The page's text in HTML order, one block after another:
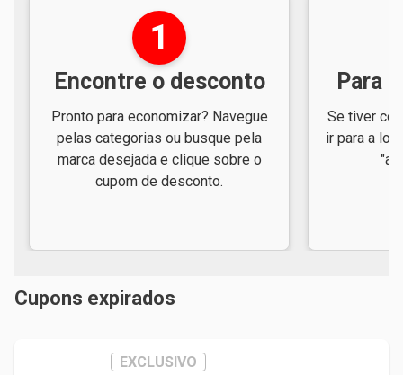
1
Encontre o desconto
Pronto para economizar? Navegue
pelas categorias ou busque pela
marca desejada e clique sobre o
cupom de desconto.
Para
Se tiver
ir para a
Cupons expirados
EXCLUSIVO